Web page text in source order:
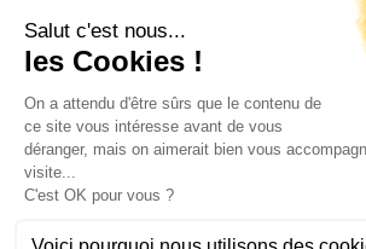
Jobs
Actualités
Conditions générales
Politique de confidentialité